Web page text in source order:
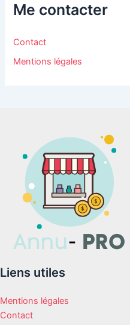
Me contacter
Contact
Mentions légales
Liens utiles
Mentions légales
Contact